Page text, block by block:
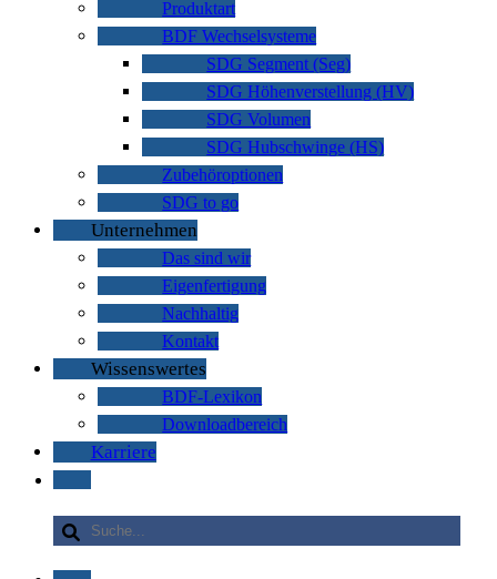
Produktart
BDF Wechselsysteme
SDG Segment (Seg)
SDG Höhenverstellung (HV)
SDG Volumen
SDG Hubschwinge (HS)
Zubehöroptionen
SDG to go
Unternehmen
Das sind wir
Eigenfertigung
Nachhaltig
Kontakt
Wissenswertes
BDF-Lexikon
Downloadbereich
Karriere